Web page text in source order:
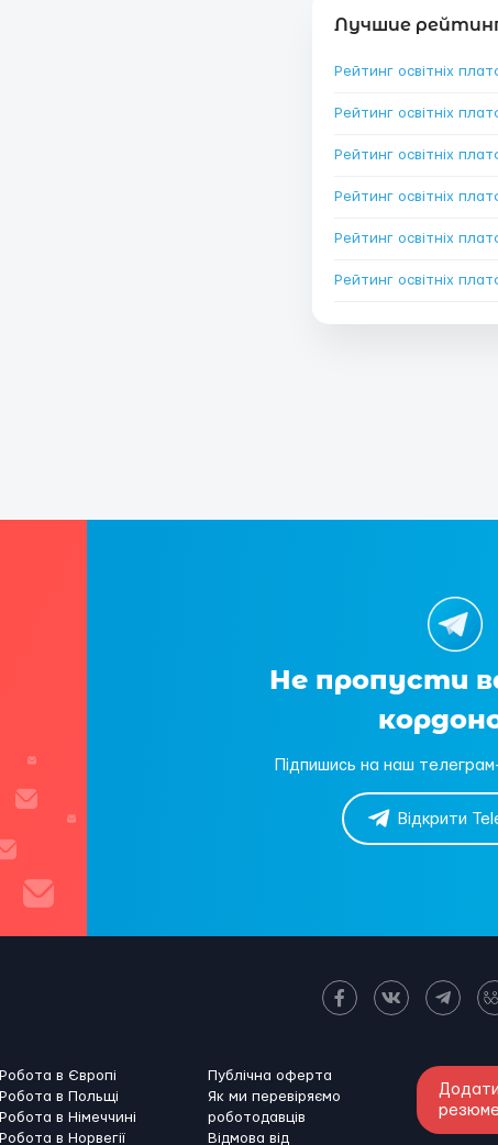
Лучшие
Рейтинг освітніх
Рейтинг освітніх
Рейтинг освітніх
Рейтинг освітніх
Рейтинг освітніх
Не пропусти
Підпишись на наш
Відкрити
Робота в Європі
Робота в Польщі
Робота в Німеччині
Робота в Норвегії
Публічна оферта
Як ми перевіряємо
роботодавців
Відмова від
Додати
резюме